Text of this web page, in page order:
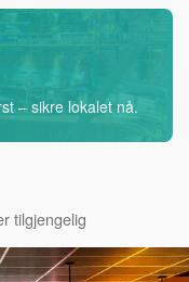
– sikre lokalet nå.
tilgjengelig